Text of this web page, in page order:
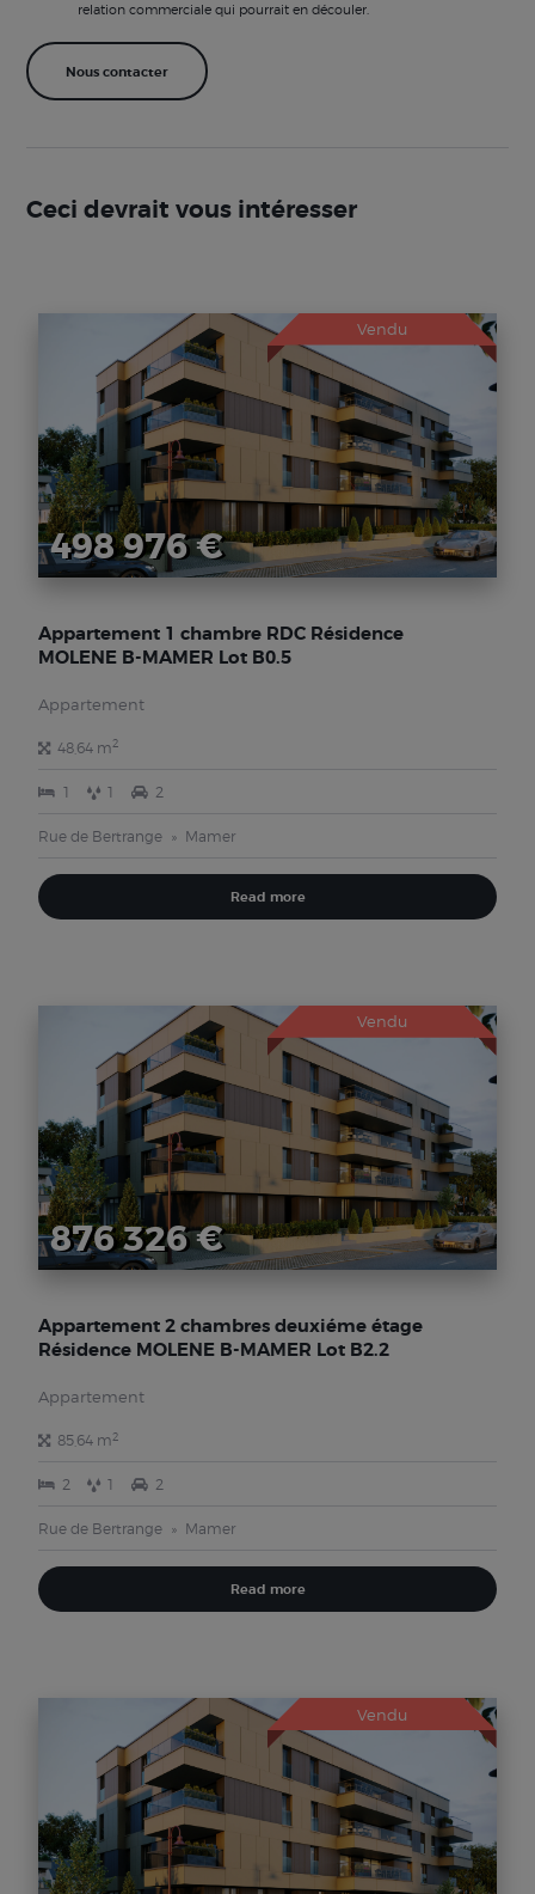
relation commerciale qui pourrait en découler.
Ceci devrait vous intéresser
Vendu
498 976 €
Appartement 1 chambre RDC Résidence
MOLENE B-MAMER Lot B0.5
Appartement
48,64 m2
1 1 2
Rue de Bertrange Mamer
Read more
Vendu
876 326 €
Appartement 2 chambres deuxiéme étage
Résidence MOLENE B-MAMER Lot B2.2
Appartement
85,64 m2
2 1 2
Rue de Bertrange Mamer
Read more
Vendu